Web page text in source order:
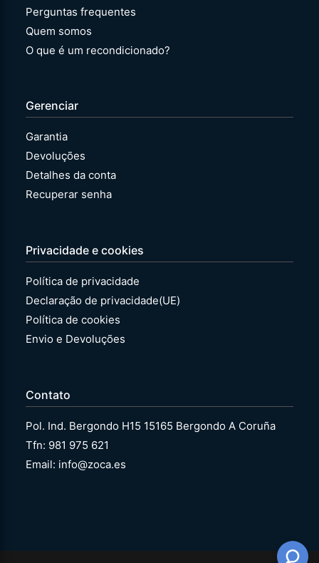
Perguntas frequentes
Quem somos
O que é um recondicionado?
Gerenciar
Garantia
Devoluções
Detalhes da conta
Recuperar senha
Privacidade e cookies
Política de privacidade
Declaração de privacidade(UE)
Política de cookies
Envio e Devoluções
Contato
Pol. Ind. Bergondo H15 15165 Bergondo A Coruña
Tfn: 981 975 621
Email: info@zoca.es